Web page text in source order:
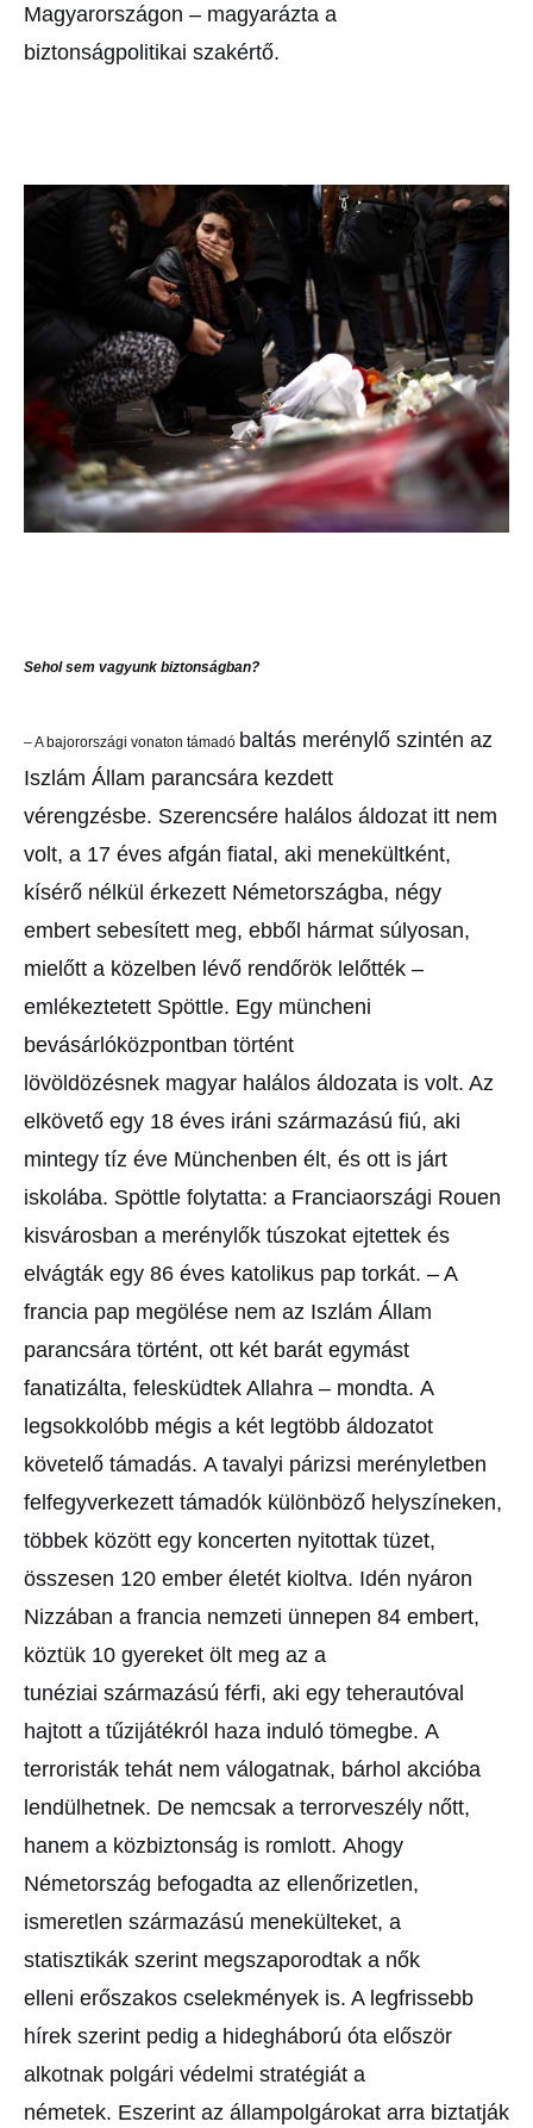
Magyarországon – magyarázta a
biztonságpolitikai szakértő.
Sehol sem vagyunk biztonságban?
– A bajorországi vonaton támadó baltás merénylő szintén az
Iszlám Állam parancsára kezdett
vérengzésbe. Szerencsére halálos áldozat itt nem
volt, a 17 éves afgán fiatal, aki menekültként,
kísérő nélkül érkezett Németországba, négy
embert sebesített meg, ebből hármat súlyosan,
mielőtt a közelben lévő rendőrök lelőtték –
emlékeztetett Spöttle. Egy müncheni
bevásárlóközpontban történt
lövöldözésnek magyar halálos áldozata is volt. Az
elkövető egy 18 éves iráni származású fiú, aki
mintegy tíz éve Münchenben élt, és ott is járt
iskolába. Spöttle folytatta: a Franciaországi Rouen
kisvárosban a merénylők túszokat ejtettek és
elvágták egy 86 éves katolikus pap torkát. – A
francia pap megölése nem az Iszlám Állam
parancsára történt, ott két barát egymást
fanatizálta, felesküdtek Allahra – mondta. A
legsokkolóbb mégis a két legtöbb áldozatot
követelő támadás. A tavalyi párizsi merényletben
felfegyverkezett támadók különböző helyszíneken,
többek között egy koncerten nyitottak tüzet,
összesen 120 ember életét kioltva. Idén nyáron
Nizzában a francia nemzeti ünnepen 84 embert,
köztük 10 gyereket ölt meg az a
tunéziai származású férfi, aki egy teherautóval
hajtott a tűzijátékról haza induló tömegbe. A
terroristák tehát nem válogatnak, bárhol akcióba
lendülhetnek. De nemcsak a terrorveszély nőtt,
hanem a közbiztonság is romlott. Ahogy
Németország befogadta az ellenőrizetlen,
ismeretlen származású menekülteket, a
statisztikák szerint megszaporodtak a nők
elleni erőszakos cselekmények is. A legfrissebb
hírek szerint pedig a hidegháború óta először
alkotnak polgári védelmi stratégiát a
németek. Eszerint az állampolgárokat arra biztatják